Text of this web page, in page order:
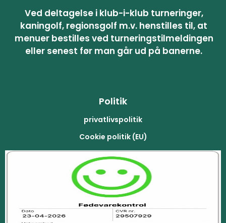
Ved deltagelse i klub-i-klub turneringer,
kaningolf, regionsgolf m.v. henstilles til, at
menuer bestilles ved turneringstilmeldingen
eller senest før man går ud på banerne.
Politik
privatlivspolitik
Cookie politik (EU)